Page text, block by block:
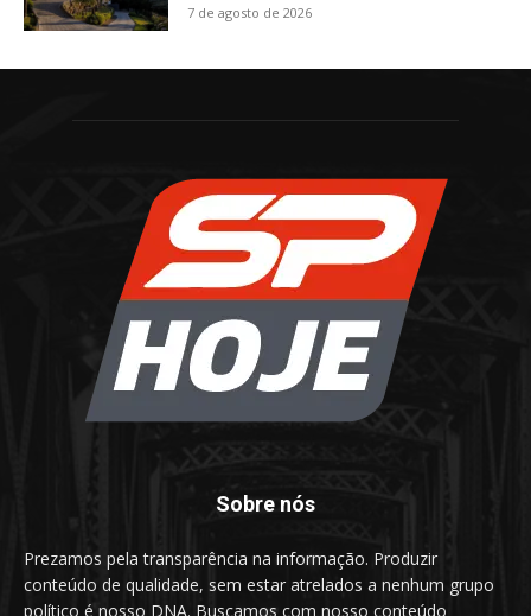
7 de agosto de 2026
Sobre nós
Prezamos pela transparência na informação. Produzir
conteúdo de qualidade, sem estar atrelados a nenhum grupo
político é nosso DNA. Buscamos com nosso conteúdo